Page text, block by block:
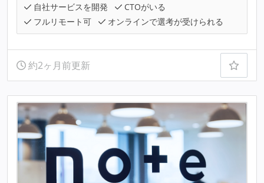
自社サービスを開発
CTOがいる
フルリモート可
オンラインで選考が受けられる
約2ヶ月前更新